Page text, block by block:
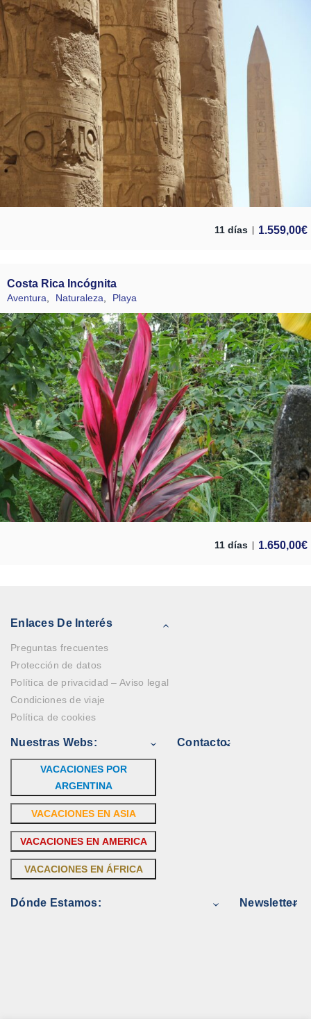
11 días 1.559,00€
Costa Rica Incógnita
Aventura Naturaleza Playa
11 días 1.650,00€
Enlaces De Interés
Preguntas frecuentes
Protección de datos
Política de privacidad – Aviso legal
Condiciones de viaje
Política de cookies
Nuestras Webs:
VACACIONES POR
ARGENTINA
VACACIONES EN ASIA
VACACIONES EN AMERICA
VACACIONES EN ÁFRICA
Contacto:
Dónde Estamos: Newsletter